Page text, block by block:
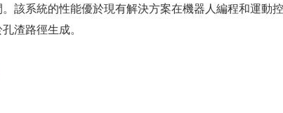
該系統的性能優於現有解決方案在機器人編程和運
渣路徑生成。